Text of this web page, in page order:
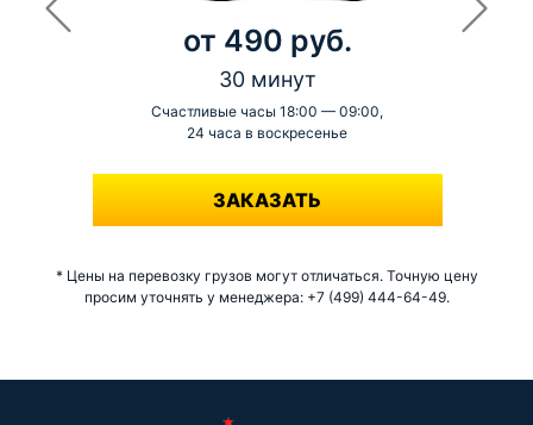
от 490 руб.
30 минут
Счастливые часы 18:00 — 09:00,
24 часа в воскресенье
-
ЗАКАЗАТЬ
* Цены на перевозку грузов могут отличаться. Точную цену
просим уточнять у менеджера: +7 (499) 444-64-49.